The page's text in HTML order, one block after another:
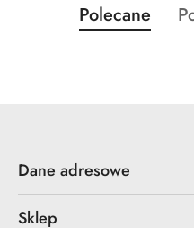
Pomiń karuzelę
Produkty
o
Polecane
Dane adresowe
Sklep